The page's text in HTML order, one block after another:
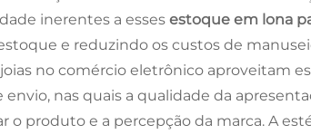
inerentes a esses estoque em lona
e reduzindo os custos de
no comércio eletrônico aproveitam
envio, nas quais a qualidade da
o produto e a percepção da marca. A